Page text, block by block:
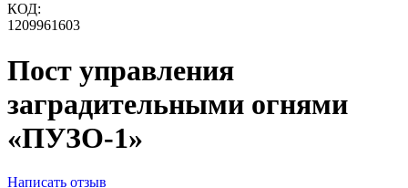
КОД:
1209961603
Пост управления
заградительными огнями
«ПУЗО-1»
Написать отзыв